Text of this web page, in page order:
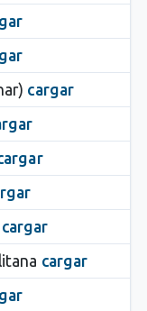
cargar
cargar
cargar